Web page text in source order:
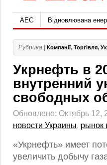
АЕС Відновлювана
Рубрика | Компанії, Торгівля,
Укрнефть в
внутренний
свободных
Обновлено: Октябрь 12,
новости Украины, рынок
«Укрнефть» имеет
увеличить добычу